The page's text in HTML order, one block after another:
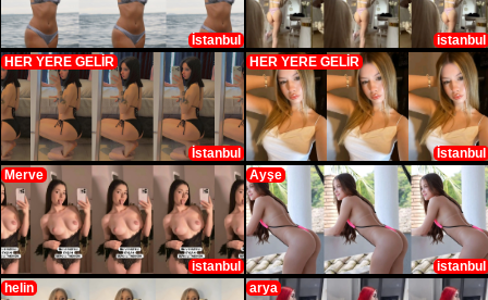
İstanbul
istanbul
HER YERE GELİR
İstanbul
HER YERE GELİR
İstanbul
Merve
istanbul
Ayşe
istanbul
helin
arya